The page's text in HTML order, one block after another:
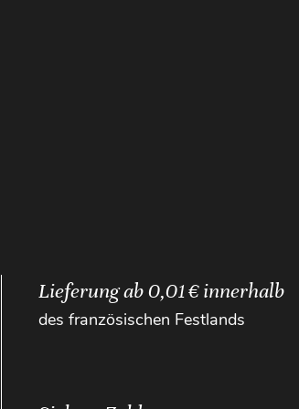
Lieferung ab 0,01 € innerhalb
des französischen Festlands